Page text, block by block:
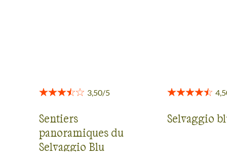
Sentiers
panoramiques du
Selvaggio Blu
Selvaggio